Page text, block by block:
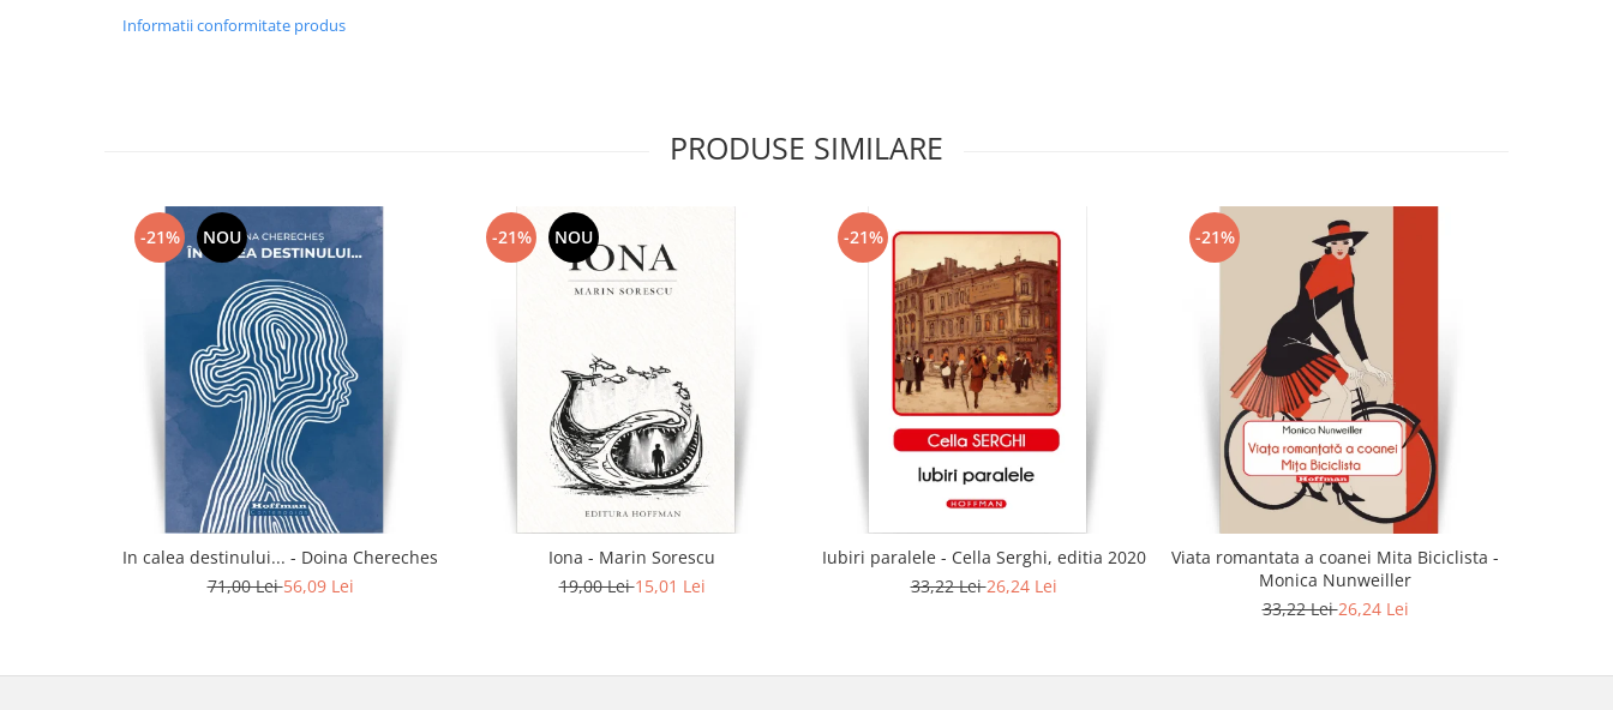
Informatii conformitate produs
PRODUSE SIMILARE
-21% NOU
In calea destinului... - Doina Chereches
71,00 Lei56,09 Lei
-21% NOU
Iona - Marin Sorescu
19,00 Lei15,01 Lei
-21%
Iubiri paralele - Cella Serghi, editia 2020
33,22 Lei26,24 Lei
-21%
Viata romantata a coanei Mita Biciclista -
Monica Nunweiller
33,22 Lei26,24 Lei